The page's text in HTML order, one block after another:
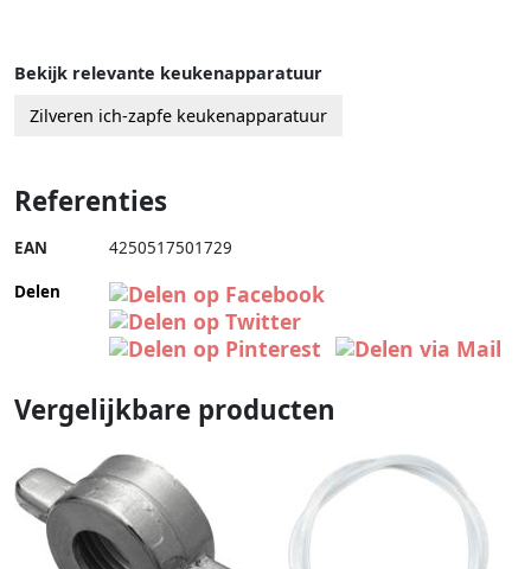
Bekijk relevante keukenapparatuur
Zilveren ich-zapfe keukenapparatuur
Referenties
EAN 4250517501729
Delen
Vergelijkbare producten